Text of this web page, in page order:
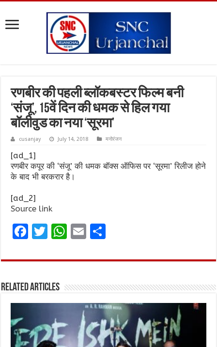
रणबीर की पहली ब्लॉकबस्टर फिल्म बनी
‘संजू’, 15वें दिन की धमक से हिल गया
बॉलीवुड का नया ‘सूरमा’
cusanjay July 14, 2018 मनोरंजन
[ad_1]
रणबीर कपूर की ‘संजू’ की धमक बॉक्स ऑफिस पर ‘सूरमा’ रिलीज होने
के बाद भी बरकरार है।
[ad_2]
Source link
F
ce
o
o
k
T
it
r
W
at
A
p
p
E
ai ar
Related Articles